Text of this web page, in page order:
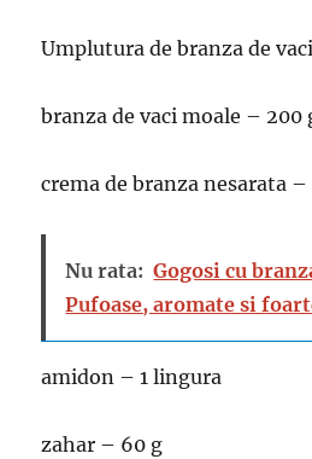
Umplutura de branza de
branza de vaci moale – 200
crema de branza nesarata –
Nu rata: Gogosi cu
Pufoase, aromate si
amidon – 1 lingura
zahar – 60 g